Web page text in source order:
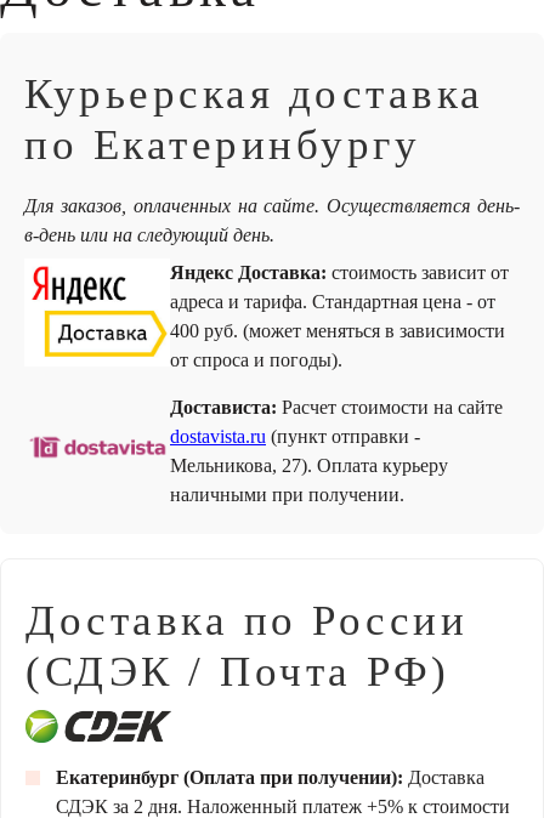
Курьерская доставка
по Екатеринбургу
Для заказов, оплаченных на сайте. Осуществляется день-
в-день или на следующий день.
Яндекс Доставка: стоимость зависит от
адреса и тарифа. Стандартная цена - от
400 руб. (может меняться в зависимости
от спроса и погоды).
Достависта: Расчет стоимости на сайте
dostavista.ru (пункт отправки -
Мельникова, 27). Оплата курьеру
наличными при получении.
Доставка по России
(СДЭК / Почта РФ)
Екатеринбург (Оплата при получении): Доставка
СДЭК за 2 дня. Наложенный платеж +5% к стоимости